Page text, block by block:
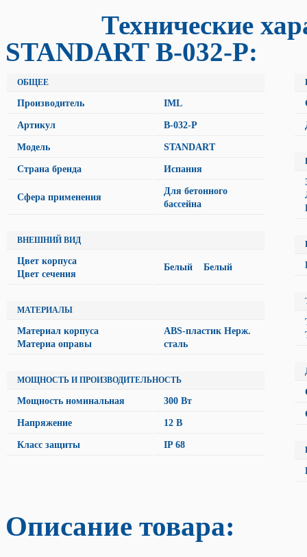
Технические
STANDART B-032-P:
ОБЩЕЕ
Производитель IML
Артикул B-032-P
Модель STANDART
Страна бренда Испания
Сфера применения
Для бетонного
бассейна
ВНЕШНИЙ ВИД
Цвет корпуса
Цвет сечения
Белый Белый
МАТЕРИАЛЫ
Материал корпуса
Материа оправы
ABS-пластик Нерж.
сталь
МОЩНОСТЬ И ПРОИЗВОДИТЕЛЬНОСТЬ
Мощность номинальная 300 Вт
Напряжение 12 В
Класс защиты IP 68
Описание товара: